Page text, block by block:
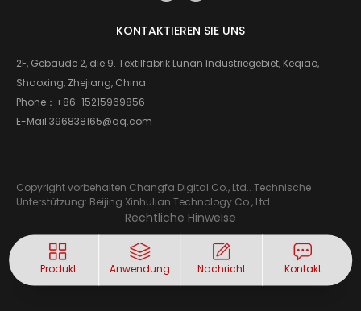
Produkt Anwendung Nachricht Kontakt
KONTAKTIEREN SIE UNS
2F, Gebäude 2, die 9. Textilfabrik Lunan Industriegebiet, Keqiao,
Shaoxing, Zhejiang, China
Phone： +86-15215969856
E-Mail:396838165@qq.com
Copyright vorbehalten Changfa Digital Co., Ltd.. Technische
Unterstützung: Beijing Xinhulian Technology Co., Ltd.
Rechtliche Hinweise